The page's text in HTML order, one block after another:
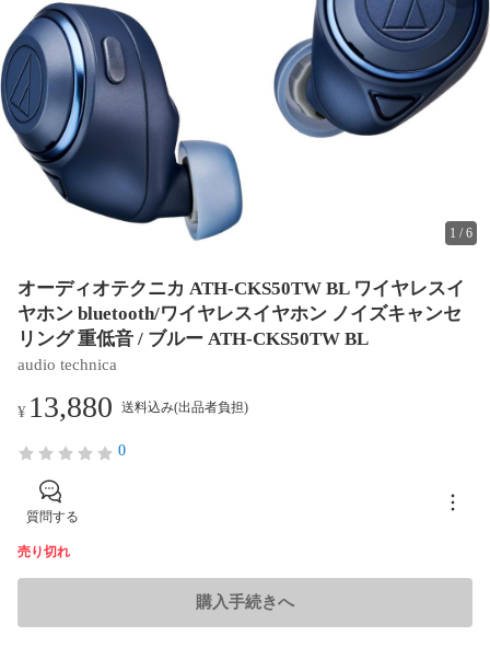
1 /6
オーディオテクニカ ATH-CKS50TW BL ワイヤレスイ
ヤホン bluetooth/ワイヤレスイヤホン ノイズキャンセ
リング 重低音 / ブルー ATH-CKS50TW BL
audio technica
¥ 13,880 送料込み(出品者負担)
0
質問する
売り切れ
購入手続きへ